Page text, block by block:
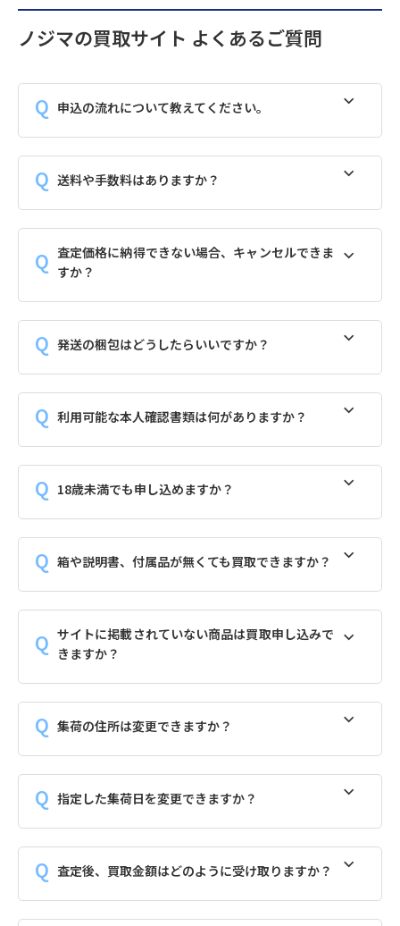
ノジマの買取サイト よくあるご質問
申込の流れについて教えてください。
送料や手数料はありますか？
査定価格に納得できない場合、キャンセルできま
すか？
発送の梱包はどうしたらいいですか？
利用可能な本人確認書類は何がありますか？
18歳未満でも申し込めますか？
箱や説明書、付属品が無くても買取できますか？
サイトに掲載されていない商品は買取申し込みで
きますか？
集荷の住所は変更できますか？
指定した集荷日を変更できますか？
査定後、買取金額はどのように受け取りますか？